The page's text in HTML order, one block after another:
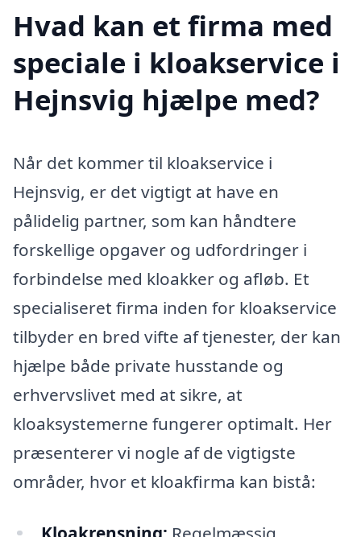
Hvad kan et firma med
speciale i kloakservice i
Hejnsvig hjælpe med?
Når det kommer til kloakservice i
Hejnsvig, er det vigtigt at have en
pålidelig partner, som kan håndtere
forskellige opgaver og udfordringer i
forbindelse med kloakker og afløb. Et
specialiseret firma inden for kloakservice
tilbyder en bred vifte af tjenester, der kan
hjælpe både private husstande og
erhvervslivet med at sikre, at
kloaksystemerne fungerer optimalt. Her
præsenterer vi nogle af de vigtigste
områder, hvor et kloakfirma kan bistå: